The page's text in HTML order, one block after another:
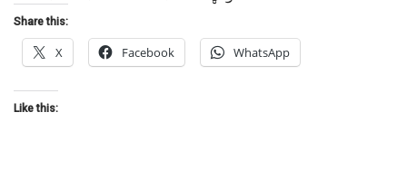
Share this:
X Facebook WhatsApp
Like this: